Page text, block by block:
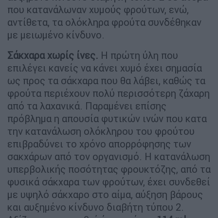
που κατανάλωναν χυμούς φρούτων, ενώ,
αντίθετα, τα ολόκληρα φρούτα συνδέθηκαν
με μειωμένο κίνδυνο.
Σάκχαρα χωρίς ίνες. Η πρώτη ύλη που
επιλέγει κανείς να κάνει χυμό έχει σημασία
ως προς τα σάκχαρα που θα λάβει, καθώς τα
φρούτα περιέχουν πολύ περισσότερη ζάχαρη
από τα λαχανικά. Παραμένει επίσης
πρόβλημα η απουσία φυτικών ινών που κατα
την κατανάλωση ολόκληρου του φρούτου
επιβραδύνει το χρόνο απορρόφησης των
σακχάρων από τον οργανισμό. Η κατανάλωση
υπερβολικής ποσότητας φρουκτόζης, από τα
φυσικά σάκχαρα των φρούτων, έχει συνδεθεί
με υψηλό σάκχαρο στο αίμα, αύξηση βάρους
και αυξημένο κίνδυνο διαβήτη τύπου 2.